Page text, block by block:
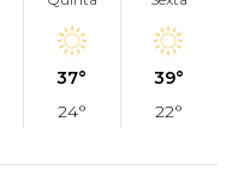
37°
24°
39°
22°